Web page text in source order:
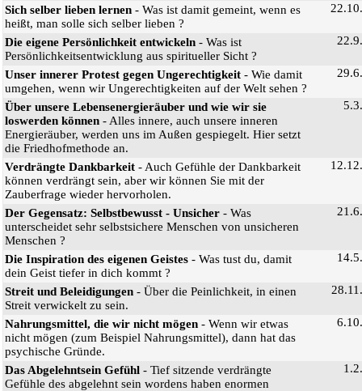
Sich selber lieben lernen - Was ist damit gemeint, wenn es
heißt, man solle sich selber lieben ?
Die eigene Persönlichkeit entwickeln - Was ist
Persönlichkeitsentwicklung aus spiritueller Sicht ?
Unser innerer Protest gegen Ungerechtigkeit - Wie damit
umgehen, wenn wir Ungerechtigkeiten auf der Welt sehen ?
Über unsere Lebensenergieräuber und wie wir sie
loswerden können - Alles innere, auch unsere inneren
Energieräuber, werden uns im Außen gespiegelt. Hier setzt
die Friedhofmethode an.
Verdrängte Dankbarkeit - Auch Gefühle der Dankbarkeit
können verdrängt sein, aber wir können Sie mit der
Zauberfrage wieder hervorholen.
Der Gegensatz: Selbstbewusst - Unsicher - Was
unterscheidet sehr selbstsichere Menschen von unsicheren
Menschen ?
Die Inspiration des eigenen Geistes - Was tust du, damit
dein Geist tiefer in dich kommt ?
Streit und Beleidigungen - Über die Peinlichkeit, in einen
Streit verwickelt zu sein.
Nahrungsmittel, die wir nicht mögen - Wenn wir etwas
nicht mögen (zum Beispiel Nahrungsmittel), dann hat das
psychische Gründe.
Das Abgelehntsein Gefühl - Tief sitzende verdrängte
Gefühle des abgelehnt sein wordens haben enormen